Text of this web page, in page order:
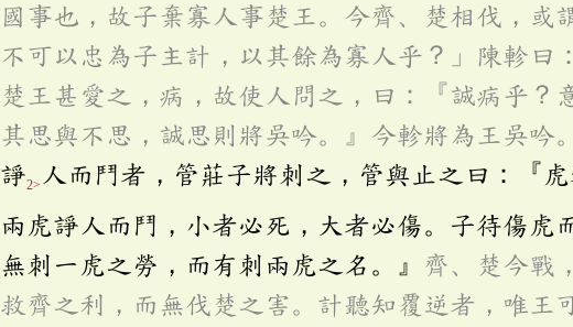
國事也，故子棄寡人事楚王。今齊、楚相伐，或
不可以忠為子主計，以其餘為寡人乎？」陳軫曰
楚王甚愛之，病，故使人問之，曰：『誠病乎？
其思與不思，誠思則將吳吟。』今軫將為王吳吟
諍2> 人而鬥者，管莊子將刺之，管與止之曰：『
兩虎諍人而鬥，小者必死，大者必傷。子待傷虎
無刺一虎之勞，而有刺兩虎之名。』 齊、楚今戰
救齊之利，而無伐楚之害。計聽知覆逆者，唯王